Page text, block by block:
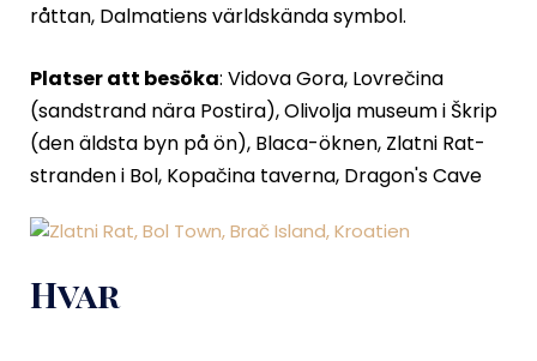
råttan, Dalmatiens världskända symbol.
Platser att besöka: Vidova Gora, Lovrečina
(sandstrand nära Postira), Olivolja museum i Škrip
(den äldsta byn på ön), Blaca-öknen, Zlatni Rat-
stranden i Bol, Kopačina taverna, Dragon's Cave
Hvar